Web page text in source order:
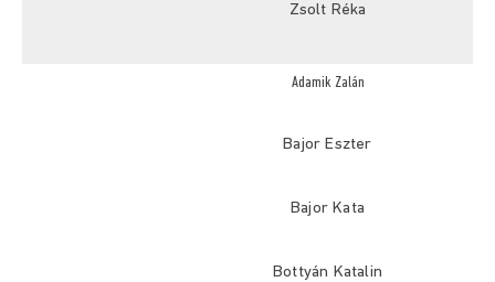
Zsolt Réka
Adamik Zalán
Bajor Eszter
Bajor Kata
Bottyán Katalin